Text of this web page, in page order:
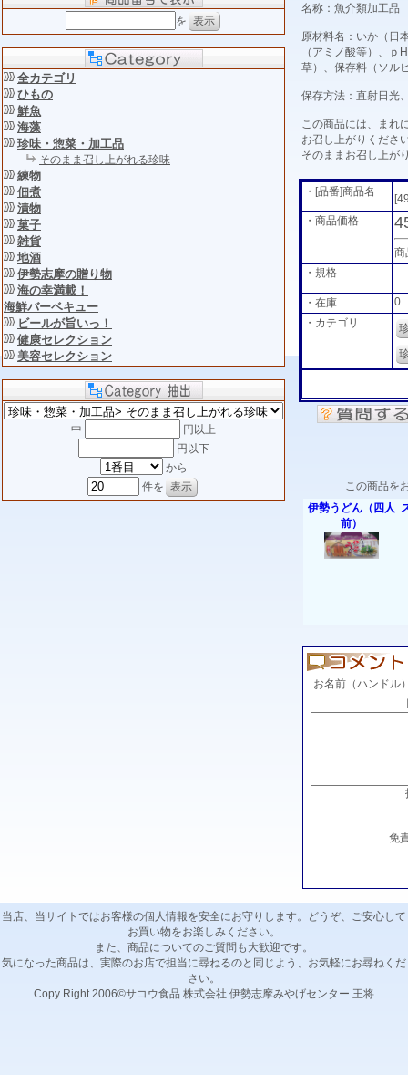
を
全カテゴリ
ひもの
鮮魚
海藻
珍味・惣菜・加工品
そのまま召し上がれる珍味
練物
佃煮
漬物
菓子
雑貨
地酒
伊勢志摩の贈り物
海の幸満載！
海鮮バーベキュー
ビールが旨いっ！
健康セレクション
美容セレクション
中
円以上
円以下
から
件を
名称：魚介類加工
原材料名：いか（日
（アミノ酸等）、
草）、保存料（ソル
保存方法：直射日光
この商品には、まれ
お召し上がりくださ
そのままお召し上が
・[品番]商品名
・商品価格
商
・規格
・在庫
0
・カテゴリ
この商品を
伊勢うどん（四人
前）
お名前（ハンドル
免
当店、当サイトではお客様の個人情報を安全にお守りします。どうぞ、ご安心して
お買い物をお楽しみください。
また、商品についてのご質問も大歓迎です。
気になった商品は、実際のお店で担当に尋ねるのと同じよう、お気軽にお尋ねくだ
さい。
Copy Right 2006©サコウ食品 株式会社 伊勢志摩みやげセンター 王将